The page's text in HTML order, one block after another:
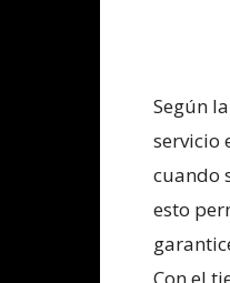
Según
servicio
cuando
esto